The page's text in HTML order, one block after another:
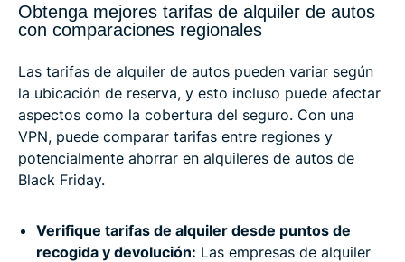
Obtenga mejores tarifas de alquiler de autos
con comparaciones regionales
Las tarifas de alquiler de autos pueden variar según
la ubicación de reserva, y esto incluso puede afectar
aspectos como la cobertura del seguro. Con una
VPN, puede comparar tarifas entre regiones y
potencialmente ahorrar en alquileres de autos de
Black Friday.
Verifique tarifas de alquiler desde puntos de
recogida y devolución: Las empresas de alquiler